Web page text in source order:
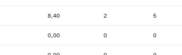
8,40 2 5
0,00 0 0